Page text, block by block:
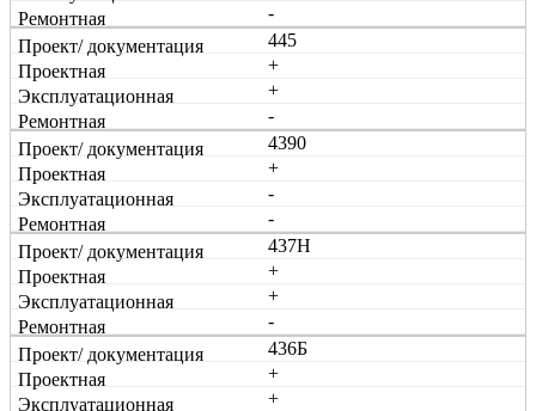
-
445
+
+
-
4390
+
-
-
437Н
+
+
-
436Б
+
+